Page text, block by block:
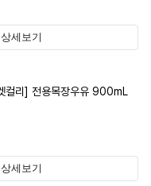
상세보기
컬리] 전용목장우유 900mL
상세보기